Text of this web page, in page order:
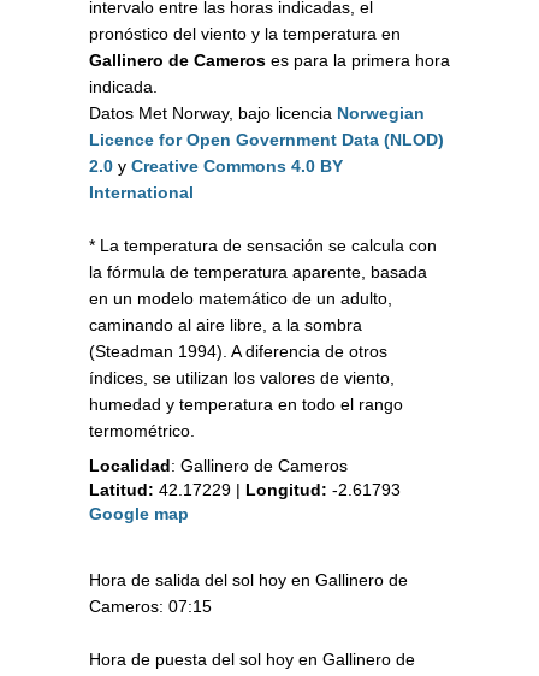
intervalo entre las horas indicadas, el
pronóstico del viento y la temperatura en
Gallinero de Cameros es para la primera hora
indicada.
Datos Met Norway, bajo licencia Norwegian
Licence for Open Government Data (NLOD)
2.0 y Creative Commons 4.0 BY
International
* La temperatura de sensación se calcula con
la fórmula de temperatura aparente, basada
en un modelo matemático de un adulto,
caminando al aire libre, a la sombra
(Steadman 1994). A diferencia de otros
índices, se utilizan los valores de viento,
humedad y temperatura en todo el rango
termométrico.
Localidad: Gallinero de Cameros
Latitud: 42.17229 | Longitud: -2.61793
Google map
Hora de salida del sol hoy en Gallinero de
Cameros: 07:15
Hora de puesta del sol hoy en Gallinero de